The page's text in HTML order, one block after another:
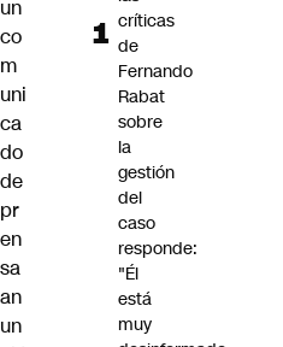
un
co
m
uni
ca
do
de
pr
en
sa
an
un
críticas
de
Fernando
Rabat
sobre
la
gestión
del
caso
responde:
"Él
está
muy